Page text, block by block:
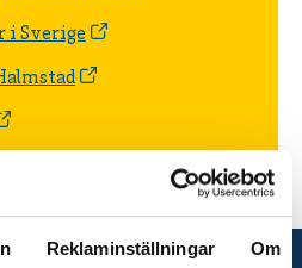
Reklaminställningar Om
i Sverige